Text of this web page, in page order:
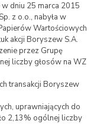
dniu 25 marca 2015
z o.o., nabyła w
Wartościowych
akcji Boryszew S.A.
przez Grupę
liczby głosów na WZ
transakcji Boryszew
uprawniających do
2,13% ogólnej liczby